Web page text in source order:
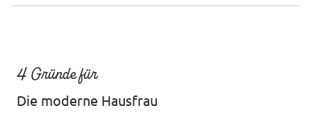
4 Gründe für
Die moderne Hausfrau